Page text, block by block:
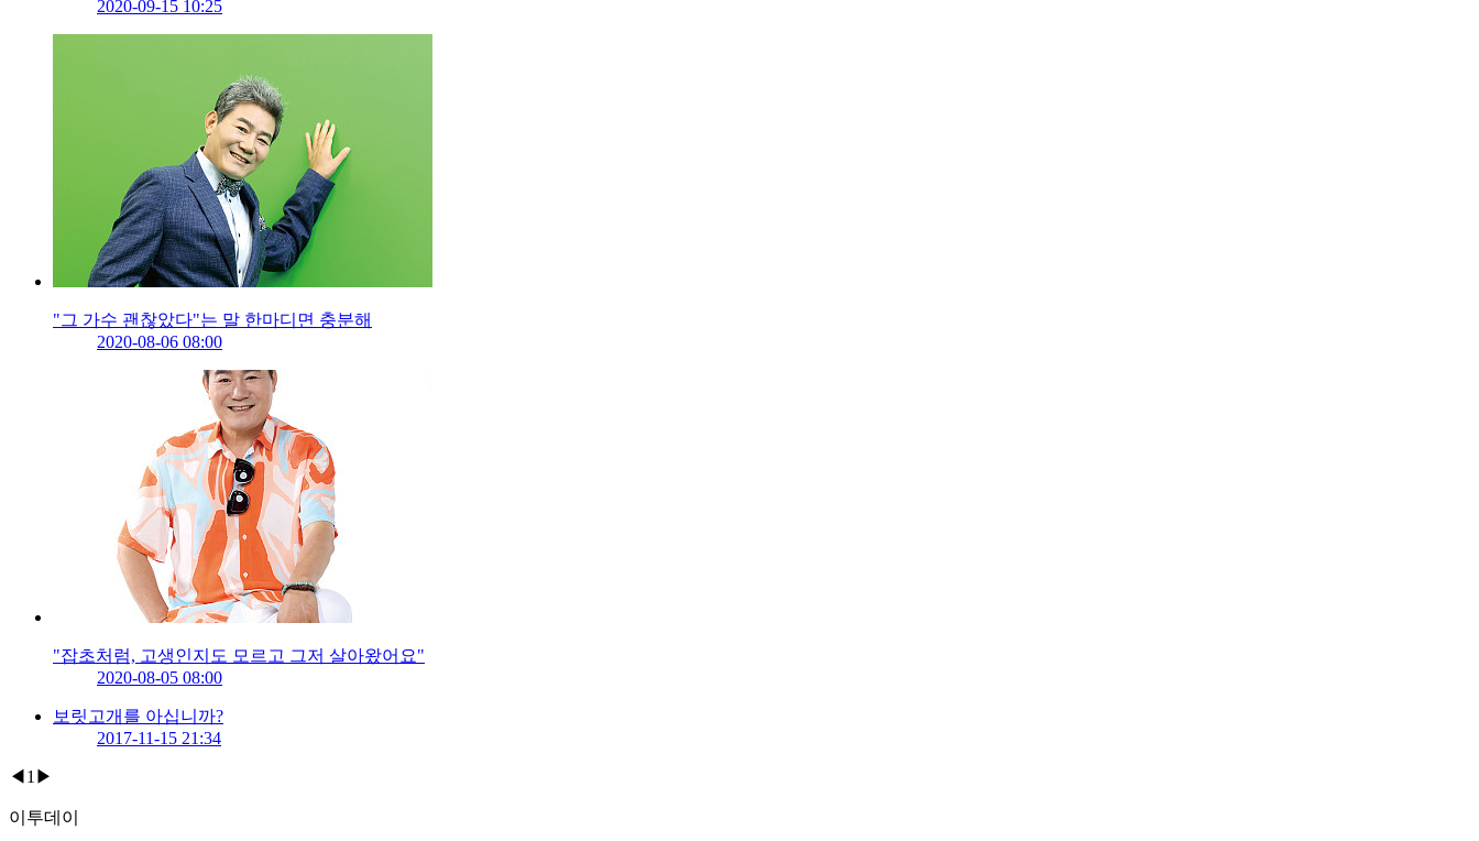
2020-09-15 10:25
"그 가수 괜찮았다"는 말 한마디면 충분해
2020-08-06 08:00
"잡초처럼, 고생인지도 모르고 그저 살아왔어요"
2020-08-05 08:00
보릿고개를 아십니까?
2017-11-15 21:34
◀ 1 ▶
이투데이